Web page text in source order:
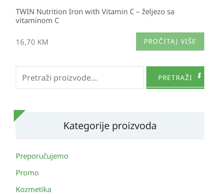
TWIN Nutrition Iron with Vitamin C – željezo sa
vitaminom C
16,70 KM PROČITAJ VIŠE
Pretraži: PRETRAŽI
Kategorije proizvoda
Preporučujemo
Promo
Kozmetika